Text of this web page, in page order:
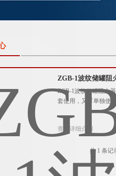
ZGB-1波纹储罐阻
ZGB-1波纹储罐阻火
套使用，又可单独使
查看详细介绍
共 1 条